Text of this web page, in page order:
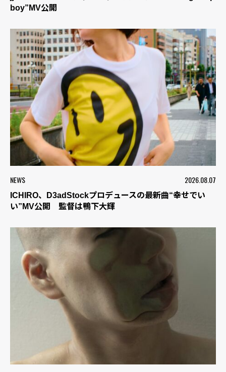
boy”MV公開
NEWS 2026.08.07
ICHIRO、D3adStockプロデュースの最新曲“幸せでい
い”MV公開 監督は鴨下大輝